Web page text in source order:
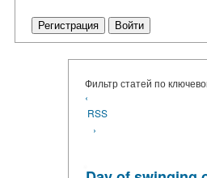
Регистрация Войти
Фильтр статей по
‹
RSS
›